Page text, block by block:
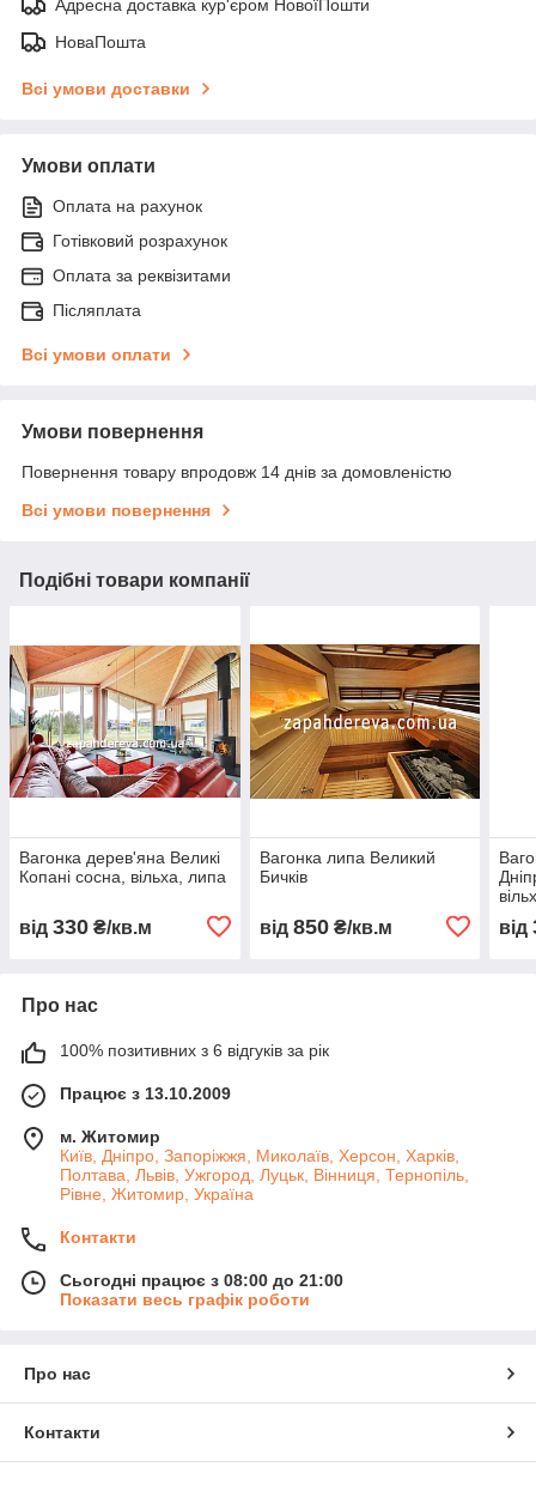
Адресна доставка кур'єром НовоїПошти
НоваПошта
Всі умови доставки
Умови оплати
Оплата на рахунок
Готівковий розрахунок
Оплата за реквізитами
Післяплата
Всі умови оплати
Умови повернення
Повернення товару впродовж 14 днів за домовленістю
Всі умови повернення
Подібні товари компанії
Вагонка дерев'яна Великі
Копані сосна, вільха, липа
від 330 ₴/кв.м
Вагонка липа Великий
Бичків
від 850₴/кв.м від
Про нас
100% позитивних з 6 відгуків за рік
Працює з 13.10.2009
м. Житомир
Київ, Дніпро, Запоріжжя, Миколаїв, Херсон, Харків,
Полтава, Львів, Ужгород, Луцьк, Вінниця, Тернопіль,
Рівне, Житомир, Україна
Контакти
Сьогодні працює з 08:00 до 21:00
Показати весь графік роботи
Про нас
Контакти